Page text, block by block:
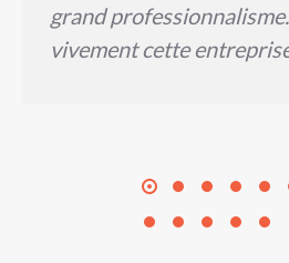
grand
vivement cette